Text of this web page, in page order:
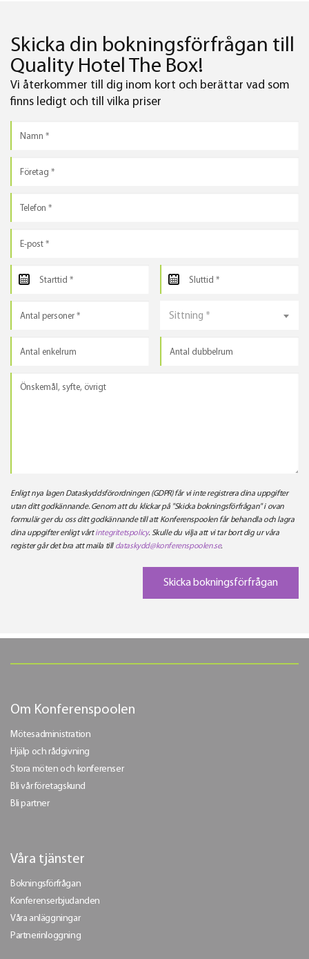
Skicka din bokningsförfrågan till
Quality Hotel The Box!
Vi återkommer till dig inom kort och berättar vad som
finns ledigt och till vilka priser
Sittning *
Enligt nya lagen Dataskyddsförordningen (GDPR) får vi inte registrera dina uppgifter
utan ditt godkännande. Genom att du klickar på "Skicka bokningsförfrågan" i ovan
formulär ger du oss ditt godkännande till att Konferenspoolen får behandla och lagra
dina uppgifter enligt vårtintegritetspolicy. Skulle du vilja att vi tar bort dig ur våra
register går det bra att maila till dataskydd@konferenspoolen.se.
Om Konferenspoolen
Mötesadministration
Hjälp och rådgivning
Stora möten och konferenser
Bli vår företagskund
Bli partner
Våra tjänster
Bokningsförfrågan
Konferenserbjudanden
Våra anläggningar
Partnerinloggning